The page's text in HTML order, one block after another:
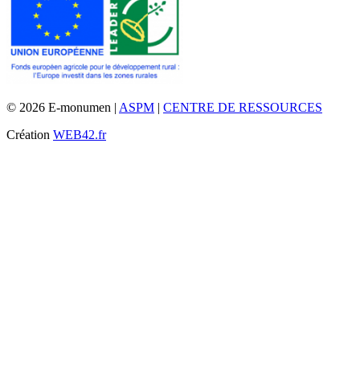
© 2026 E-monumen | ASPM | CENTRE DE RESSOURCES
Création WEB42.fr